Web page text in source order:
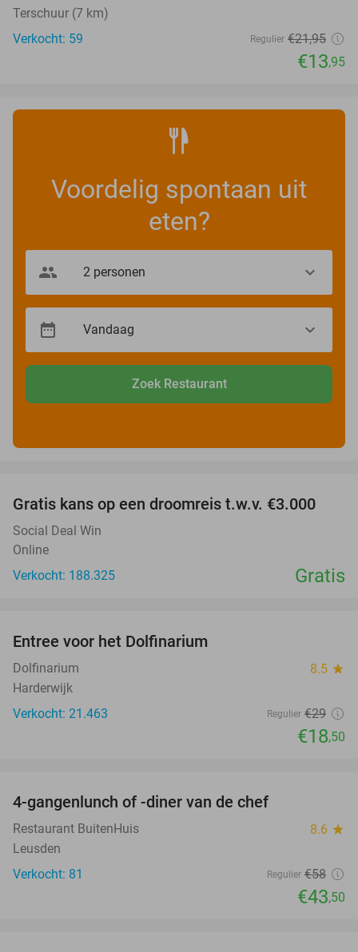
Terschuur (7 km)
Verkocht: 59
Regulier €21,95
€13,95
Voordelig spontaan uit
eten?
Zoek Restaurant
Gratis kans op een droomreis t.w.v. €3.000
Social Deal Win
Online
Verkocht: 188.325
Gratis
Entree voor het Dolfinarium
Dolfinarium 8.5 star
Harderwijk
Verkocht: 21.463
Regulier €29
€18,50
4-gangenlunch of -diner van de chef
Restaurant BuitenHuis 8.6 star
Leusden
Verkocht: 81
Regulier €58
€43,50